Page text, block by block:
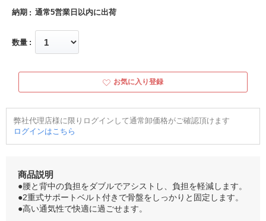
納期 通常5営業日以内に出荷
数量
お気に入り登録
弊社代理店様に限りログインして通常卸価格がご確認頂けます
ログインはこちら
商品説明
●腰と背中の負担をダブルでアシストし、負担を軽減します。
●2重式サポートベルト付きで骨盤をしっかりと固定します。
●高い通気性で快適に過ごせます。